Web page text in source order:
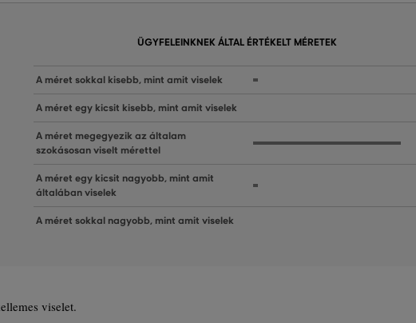
ÜGYFELEINKNEK ÁLTAL ÉRTÉKELT MÉRETEK
A méret sokkal kisebb, mint amit viselek
A méret egy kicsit kisebb, mint amit viselek
A méret megegyezik az általam
szokásosan viselt mérettel
A méret egy kicsit nagyobb, mint amit
általában viselek
A méret sokkal nagyobb, mint amit viselek
viselet.